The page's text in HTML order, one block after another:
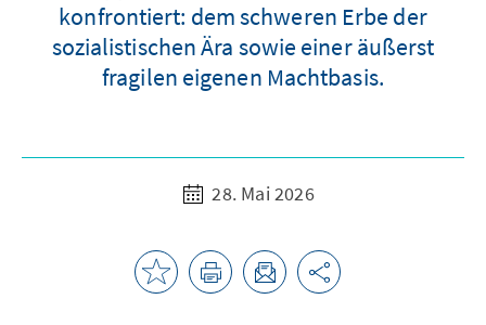
konfrontiert: dem schweren Erbe der
sozialistischen Ära sowie einer äußerst
fragilen eigenen Machtbasis.
28. Mai 2026